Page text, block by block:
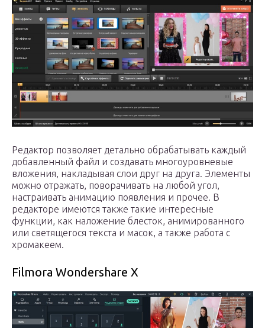
Редактор позволяет детально обрабатывать каждый
добавленный файл и создавать многоуровневые
вложения, накладывая слои друг на друга. Элементы
можно отражать, поворачивать на любой угол,
настраивать анимацию появления и прочее. В
редакторе имеются также такие интересные
функции, как наложение блесток, анимированного
или светящегося текста и масок, а также работа с
хромакеем.
Filmora Wondershare X